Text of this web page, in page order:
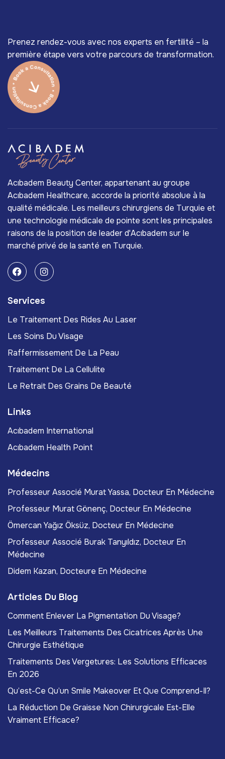
Prenez rendez-vous avec nos experts en fertilité – la
première étape vers votre parcours de transformation.
Acıbadem Beauty Center, appartenant au groupe
Acıbadem Healthcare, accorde la priorité absolue à la
qualité médicale. Les meilleurs chirurgiens de Turquie et
une technologie médicale de pointe sont les principales
raisons de la position de leader d'Acıbadem sur le
marché privé de la santé en Turquie.
Services
Le Traitement Des Rides Au Laser
Les Soins Du Visage
Raffermissement De La Peau
Traitement De La Cellulite
Le Retrait Des Grains De Beauté
Links
Acıbadem International
Acıbadem Health Point
Médecins
Professeur Associé Murat Yassa, Docteur En Médecine
Professeur Murat Gönenç, Docteur En Médecine
Ömercan Yağız Öksüz, Docteur En Médecine
Professeur Associé Burak Tanyıldız, Docteur En
Médecine
Didem Kazan, Docteure En Médecine
Articles Du Blog
Comment Enlever La Pigmentation Du Visage?
Les Meilleurs Traitements Des Cicatrices Après Une
Chirurgie Esthétique
Traitements Des Vergetures: Les Solutions Efficaces
En 2026
Qu’est-Ce Qu’un Smile Makeover Et Que Comprend-Il?
La Réduction De Graisse Non Chirurgicale Est-Elle
Vraiment Efficace?